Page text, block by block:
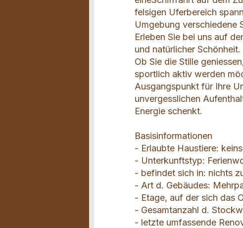
felsigen Uferbereich
Umgebung verschiedene
Erleben Sie bei uns auf
und natürlicher Schönheit.
Ob Sie die Stille
sportlich aktiv werden
Ausgangspunkt für Ihre
unvergesslichen
Energie schenkt.
Basisinformationen
- Erlaubte Haustiere: keins
- Unterkunftstyp:
- befindet sich in: nichts
- Art d. Gebäudes:
- Etage, auf der sich das
- Gesamtanzahl d.
- letzte umfassende